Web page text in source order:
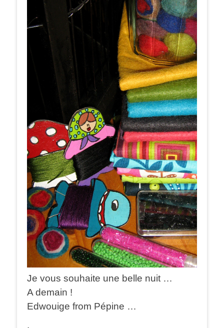
Je vous souhaite une belle nuit …
A demain !
Edwouige from Pépine …
.